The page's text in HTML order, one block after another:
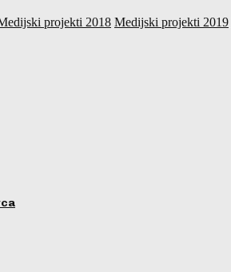
projekti 2018 Medijski projekti 2019